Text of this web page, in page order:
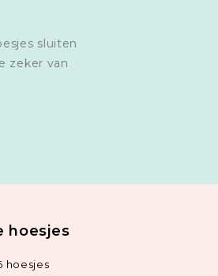
sluiten
zeker van
hoesjes
hoesjes